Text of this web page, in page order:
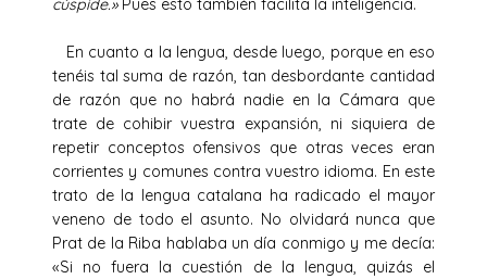
En cuanto a la lengua, desde luego, porque en eso
tenéis tal suma de razón, tan desbordante cantidad
de razón que no habrá nadie en la Cámara que
trate de cohibir vuestra expansión, ni siquiera de
repetir conceptos ofensivos que otras veces eran
corrientes y comunes contra vuestro idioma. En este
trato de la lengua catalana ha radicado el mayor
veneno de todo el asunto. No olvidará nunca que
Prat de la Riba hablaba un día conmigo y me decía:
«Si no fuera la cuestión de la lengua, quizás el